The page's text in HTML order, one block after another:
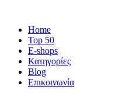
Home
Top 50
E-shops
Κατηγορίες
Blog
Επικοινωνία